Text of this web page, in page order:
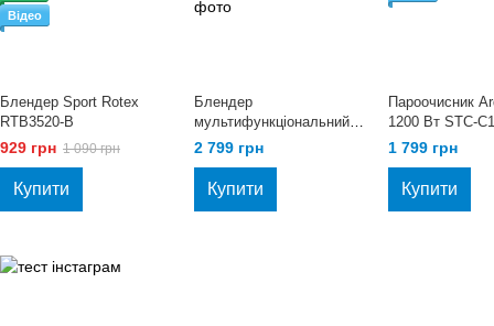
Відео
Блендер Sport Rotex
RTB3520-B
929 грн 1 090 грн
Купити
Блендер
мультифункціональний
5в1 ARDESTO SBG-
MF400B
2 799 грн
Купити
Пароочисник
1200 Вт STC-
1 799 грн
Купити